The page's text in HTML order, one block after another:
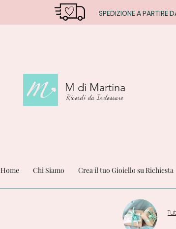
SPEDIZIONE A PARTIRE
M di Martina
Ricordi da Indossare
Home Chi Siamo Crea il tuo Gioiello su Richiesta